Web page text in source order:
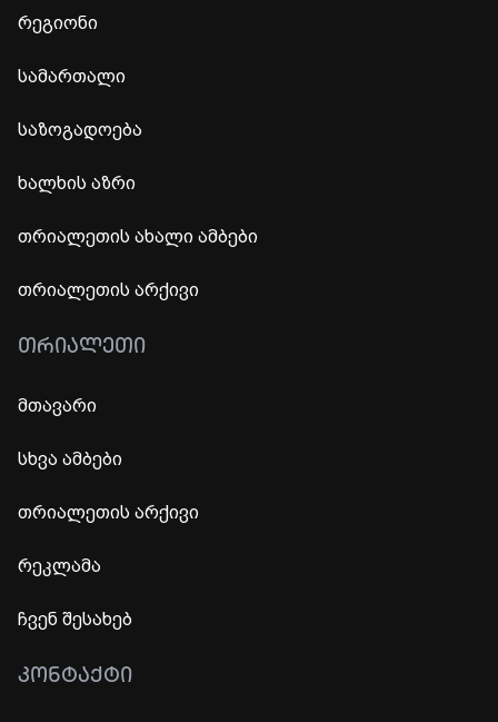
რეგიონი
სამართალი
საზოგადოება
ხალხის აზრი
თრიალეთის ახალი ამბები
თრიალეთის არქივი
ᲗᲠᲘᲐᲚᲔᲗᲘ
მთავარი
სხვა ამბები
თრიალეთის არქივი
რეკლამა
ჩვენ შესახებ
ᲙᲝᲜᲢᲐᲥᲢᲘ